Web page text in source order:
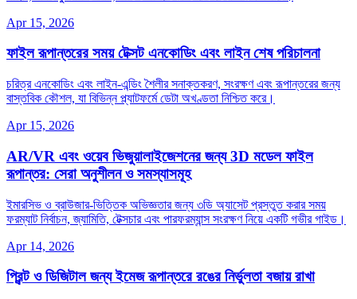
Apr 15, 2026
ফাইল রূপান্তরের সময় টেক্সট এনকোডিং এবং লাইন শেষ পরিচালনা
চরিত্র এনকোডিং এবং লাইন‑এন্ডিং শৈলীর সনাক্তকরণ, সংরক্ষণ এবং রূপান্তরের জন্য
বাস্তবিক কৌশল, যা বিভিন্ন প্ল্যাটফর্মে ডেটা অখণ্ডতা নিশ্চিত করে।
Apr 15, 2026
AR/VR এবং ওয়েব ভিজুয়ালাইজেশনের জন্য 3D মডেল ফাইল
রূপান্তর: সেরা অনুশীলন ও সমস্যাসমূহ
ইমারসিভ ও ব্রাউজার‑ভিত্তিক অভিজ্ঞতার জন্য ৩ডি অ্যাসেট প্রস্তুত করার সময়
ফরম্যাট নির্বাচন, জ্যামিতি, টেক্সচার এবং পারফরম্যান্স সংরক্ষণ নিয়ে একটি গভীর গাইড।
Apr 14, 2026
প্রিন্ট ও ডিজিটাল জন্য ইমেজ রূপান্তরে রঙের নির্ভুলতা বজায় রাখা